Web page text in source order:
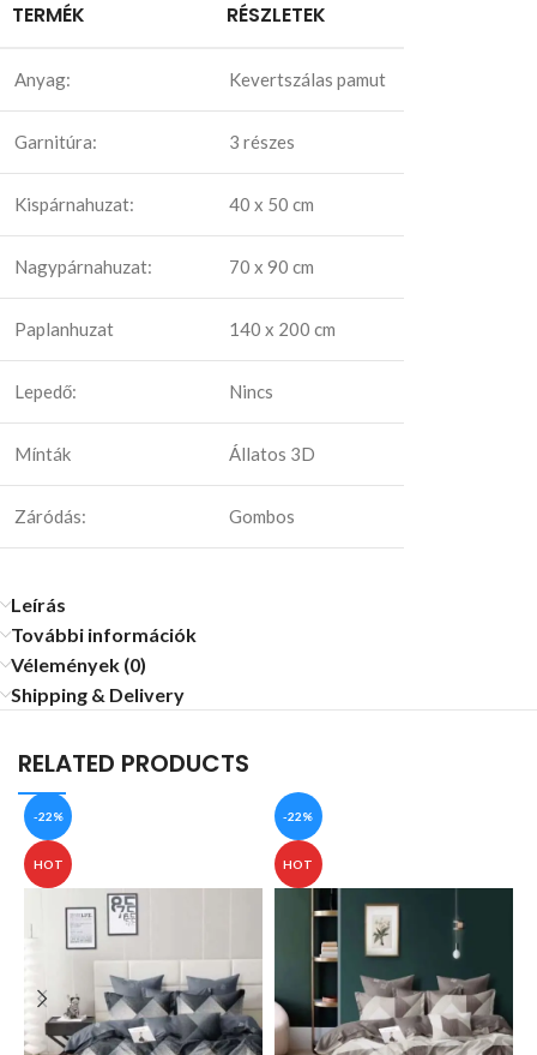
TERMÉK RÉSZLETEK
Anyag: Kevertszálas pamut
Garnitúra: 3 részes
Kispárnahuzat: 40 x 50 cm
Nagypárnahuzat: 70 x 90 cm
Paplanhuzat 140 x 200 cm
Lepedő: Nincs
Mínták Állatos 3D
Záródás: Gombos
Leírás
További információk
Vélemények (0)
Shipping & Delivery
RELATED PRODUCTS
-22%
HOT
-22%
HOT